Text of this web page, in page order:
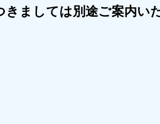
きましては別途ご案内い